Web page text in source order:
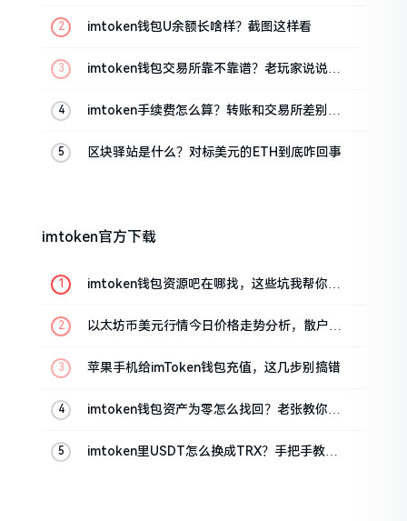
imtoken钱包U余额长啥样？截图这样看
imtoken钱包交易所靠不靠谱？老玩家说说心
imtoken手续费怎么算？转账和交易所差别大
区块驿站是什么？对标美元的ETH到底咋回事
imtoken官方下载
imtoken钱包资源吧在哪找，这些坑我帮你趟
以太坊币美元行情今日价格走势分析，散户如
苹果手机给imToken钱包充值，这几步别搞错
imtoken钱包资产为零怎么找回？老张教你几
imtoken里USDT怎么换成TRX？手把手教你